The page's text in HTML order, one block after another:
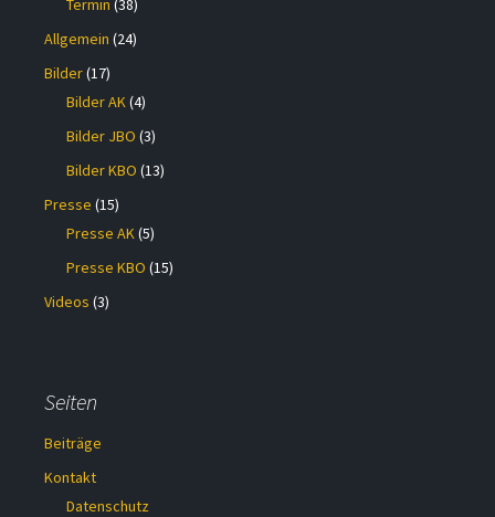
Termin (38)
Allgemein (24)
Bilder(17)
Bilder AK(4)
Bilder JBO (3)
Bilder KBO (13)
Presse (15)
Presse AK(5)
Presse KBO (15)
Videos (3)
Seiten
Beiträge
Kontakt
Datenschutz